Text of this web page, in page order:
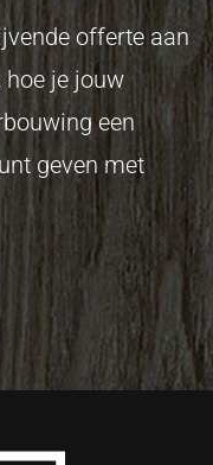
offerte aan
hoe je jouw
een
geven met